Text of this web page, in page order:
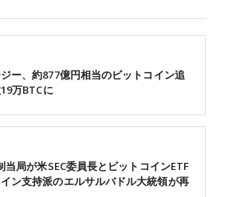
当局が米SEC委員長とビットコインETF
ン支持派のエルサルバドル大統領が再
ー、約877億円相当のビットコイン追
万BTCに